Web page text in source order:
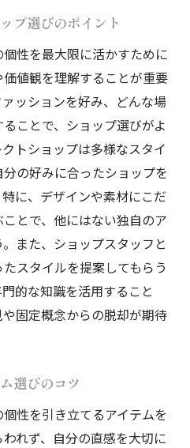
プ選びのポイント
性を最大限に活かすために
値観を理解することが重要
ッションを好み、どんな場
ことで、ショップ選びがよ
トショップは多様なスタイ
の好みに合ったショップを
に、デザインや素材にこだ
とで、他にはない独自のア
また、ショップスタッフと
スタイルを提案してもらう
的な知識を活用すること
固定概念からの脱却が期待
選びのコツ
性を引き立てるアイテムを
れず、自分の直感を大切に